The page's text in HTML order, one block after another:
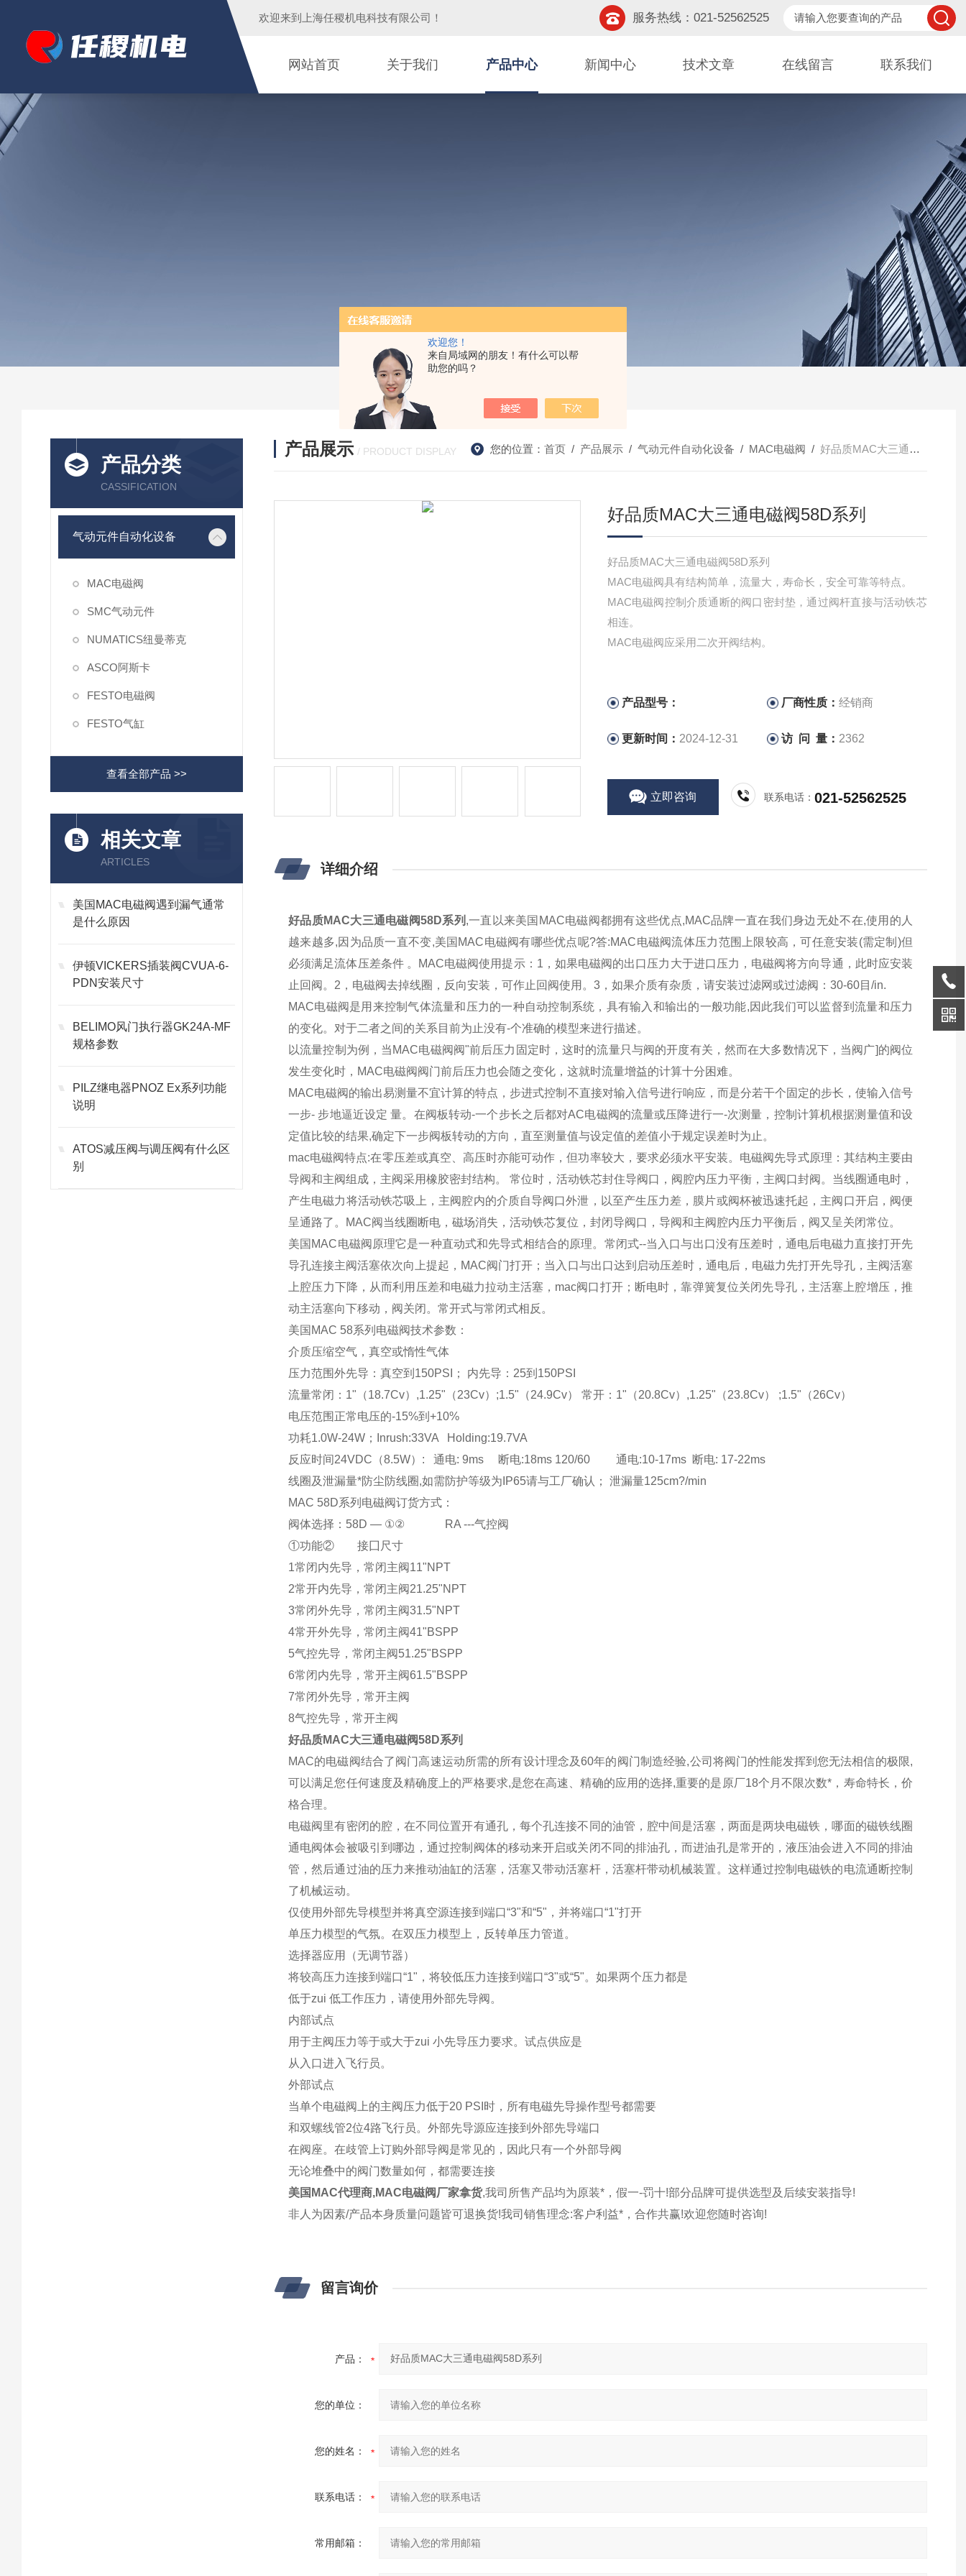
欢迎您！
来自局域网的朋友！有什么可以帮
助您的吗？
欢迎来到 上海任稷机电科技有限公司 ！ 服务热线：021-52562525
网站首页 关于我们 产品中心 新闻中心 技术文章 在线留言 联系我们
产品分类
CASSIFICATION
气动元件自动化设备
MAC电磁阀
SMC气动元件
NUMATICS纽曼蒂克
ASCO阿斯卡
FESTO电磁阀
FESTO气缸
查看全部产品 >>
相关文章
ARTICLES
美国MAC电磁阀遇到漏气通常
是什么原因
伊顿VICKERS插装阀CVUA-6-
PDN安装尺寸
BELIMO风门执行器GK24A-MF
规格参数
PILZ继电器PNOZ Ex系列功能
说明
ATOS减压阀与调压阀有什么区
别
产品展示 / PRODUCT DISPLAY 您的位置： 首页/ 产品展示/ 气动元件自动化设备 / MAC电磁阀 / 好品质MAC大三通电磁阀58D系列
好品质MAC大三通电磁阀58D系列
好品质MAC大三通电磁阀58D系列
MAC电磁阀具有结构简单，流量大，寿命长，安全可靠等特点。
MAC电磁阀控制介质通断的阀口密封垫，通过阀杆直接与活动铁芯
相连。
MAC电磁阀应采用二次开阀结构。
产品型号： 厂商性质：经销商
更新时间： 2024-12-31 访 问 量： 2362
立即咨询 联系电话：021-52562525
详细介绍
好品质MAC大三通电磁阀58D系列 ,一直以来美国MAC电磁阀都拥有这些优点,MAC品牌一直在我们身边无处不在,使用的人
越来越多,因为品质一直不变,美国MAC电磁阀有哪些优点呢?答:MAC电磁阀流体压力范围上限较高，可任意安装(需定制)但
必须满足流体压差条件 。MAC电磁阀使用提示：1，如果电磁阀的出口压力大于进口压力，电磁阀将方向导通，此时应安装
止回阀。2，电磁阀去掉线圈，反向安装，可作止回阀使用。3，如果介质有杂质，请安装过滤网或过滤阀：30-60目/in.
MAC电磁阀是用来控制气体流量和压力的一种自动控制系统，具有输入和输出的一般功能,因此我们可以监督到流量和压力
的变化。对于二者之间的关系目前为止没有-个准确的模型来进行描述。
以流量控制为例，当MAC电磁阀阀"前后压力固定时，这时的流量只与阀的开度有关，然而在大多数情况下，当阀广]的阀位
发生变化时，MAC电磁阀阀门前后压力也会随之变化，这就时流量增益的计算十分困难。
MAC电磁阀的输出易测量不宜计算的特点，步进式控制不直接对输入信号进行响应，而是分若干个固定的步长，使输入信号
一步- 步地逼近设定 量。在阀板转动-一个步长之后都对AC电磁阀的流量或压降进行一-次测量，控制计算机根据测量值和设
定值比较的结果,确定下一步阀板转动的方向，直至测量值与设定值的差值小于规定误差时为止。
mac电磁阀特点:在零压差或真空、高压时亦能可动作，但功率较大，要求必须水平安装。电磁阀先导式原理：其结构主要由
导阀和主阀组成，主阀采用橡胶密封结构。 常位时，活动铁芯封住导阀口，阀腔内压力平衡，主阀口封阀。当线圈通电时，
产生电磁力将活动铁芯吸上，主阀腔内的介质自导阀口外泄，以至产生压力差，膜片或阀杯被迅速托起，主阀口开启，阀便
呈通路了。MAC阀当线圈断电，磁场消失，活动铁芯复位，封闭导阀口，导阀和主阀腔内压力平衡后，阀又呈关闭常位。
美国MAC电磁阀原理它是一种直动式和先导式相结合的原理。常闭式--当入口与出口没有压差时，通电后电磁力直接打开先
导孔连接主阀活塞依次向上提起，MAC阀门打开；当入口与出口达到启动压差时，通电后，电磁力先打开先导孔，主阀活塞
上腔压力下降，从而利用压差和电磁力拉动主活塞，mac阀口打开；断电时，靠弹簧复位关闭先导孔，主活塞上腔增压，推
动主活塞向下移动，阀关闭。常开式与常闭式相反。
美国MAC 58系列电磁阀技术参数：
介质压缩空气，真空或惰性气体
压力范围外先导：真空到150PSI； 内先导：25到150PSI
流量常闭：1"（18.7Cv）,1.25"（23Cv）;1.5"（24.9Cv） 常开：1"（20.8Cv）,1.25"（23.8Cv） ;1.5"（26Cv）
电压范围正常电压的-15%到+10%
功耗1.0W-24W；Inrush:33VA Holding:19.7VA
反应时间24VDC（8.5W）: 通电: 9ms 断电:18ms 120/60 通电:10-17ms 断电: 17-22ms
线圈及泄漏量*防尘防线圈,如需防护等级为IP65请与工厂确认； 泄漏量125cm?/min
MAC 58D系列电磁阀订货方式：
阀体选择：58D — ①② RA ---气控阀
①功能② 接囗尺寸
1常闭内先导，常闭主阀11"NPT
2常开内先导，常闭主阀21.25"NPT
3常闭外先导，常闭主阀31.5"NPT
4常开外先导，常闭主阀41"BSPP
5气控先导，常闭主阀51.25"BSPP
6常闭内先导，常开主阀61.5"BSPP
7常闭外先导，常开主阀
8气控先导，常开主阀
好品质MAC大三通电磁阀58D系列
MAC的电磁阀结合了阀门高速运动所需的所有设计理念及60年的阀门制造经验,公司将阀门的性能发挥到您无法相信的极限,
可以满足您任何速度及精确度上的严格要求,是您在高速、精确的应用的选择,重要的是原厂18个月不限次数*，寿命特长，价
格合理。
电磁阀里有密闭的腔，在不同位置开有通孔，每个孔连接不同的油管，腔中间是活塞，两面是两块电磁铁，哪面的磁铁线圈
通电阀体会被吸引到哪边，通过控制阀体的移动来开启或关闭不同的排油孔，而进油孔是常开的，液压油会进入不同的排油
管，然后通过油的压力来推动油缸的活塞，活塞又带动活塞杆，活塞杆带动机械装置。这样通过控制电磁铁的电流通断控制
了机械运动。
仅使用外部先导模型并将真空源连接到端口“3"和“5"，并将端口“1"打开
单压力模型的气氛。在双压力模型上，反转单压力管道。
选择器应用（无调节器）
将较高压力连接到端口“1"，将较低压力连接到端口“3"或“5"。如果两个压力都是
低于zui 低工作压力，请使用外部先导阀。
内部试点
用于主阀压力等于或大于zui 小先导压力要求。试点供应是
从入口进入飞行员。
外部试点
当单个电磁阀上的主阀压力低于20 PSI时，所有电磁先导操作型号都需要
和双螺线管2位4路飞行员。外部先导源应连接到外部先导端口
在阀座。在歧管上订购外部导阀是常见的，因此只有一个外部导阀
无论堆叠中的阀门数量如何，都需要连接
美国MAC代理商,MAC电磁阀厂家拿货,我司所售产品均为原装*，假一-罚十!部分品牌可提供选型及后续安装指导!
非人为因素/产品本身质量问题皆可退换货!我司销售理念:客户利益*，合作共赢!欢迎您随时咨询!
留言询价
产品：
您的单位：
您的姓名：
联系电话：
常用邮箱：